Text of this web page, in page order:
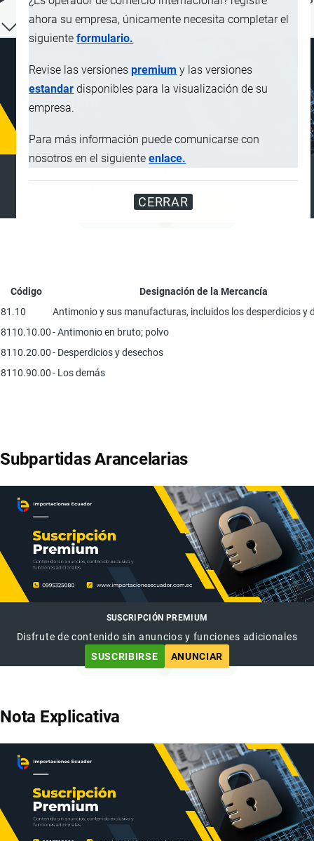
ahora su empresa, únicamente necesita completar el
siguienteformulario.
Revise las versionespremium y las versiones
estandar disponibles para la visualización de su
empresa.
Para más información puede comunicarse con
nosotros en el siguienteenlace.
CERRAR
SUSCRIBIRSE
ANUNCIAR
Código
Designación de la Mercancía
81.10
Antimonio y sus manufacturas, incluidos los desperdicios y
8110.10.00- Antimonio en bruto; polvo
8110.20.00- Desperdicios y desechos
8110.90.00- Los demás
Subpartidas Arancelarias
SUSCRIPCIÓN PREMIUM
Disfrute de contenido sin anuncios y funciones adicionales
SUSCRIBIRSE
ANUNCIAR
Nota Explicativa